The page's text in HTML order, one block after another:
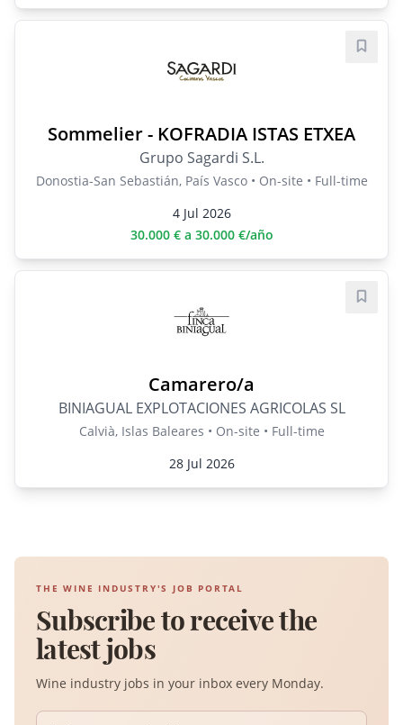
Sommelier - KOFRADIA ISTAS ETXEA
Grupo Sagardi S.L.
Donostia-San Sebastián, País Vasco • On-site • Full-time
4 Jul 2026
30.000 € a 30.000 €/año
Save
Camarero/a
BINIAGUAL EXPLOTACIONES AGRICOLAS SL
Calvià, Islas Baleares • On-site • Full-time
28 Jul 2026
Save
THE WINE INDUSTRY'S JOB PORTAL
Subscribe to receive the
latest jobs
Wine industry jobs in your inbox every Monday.